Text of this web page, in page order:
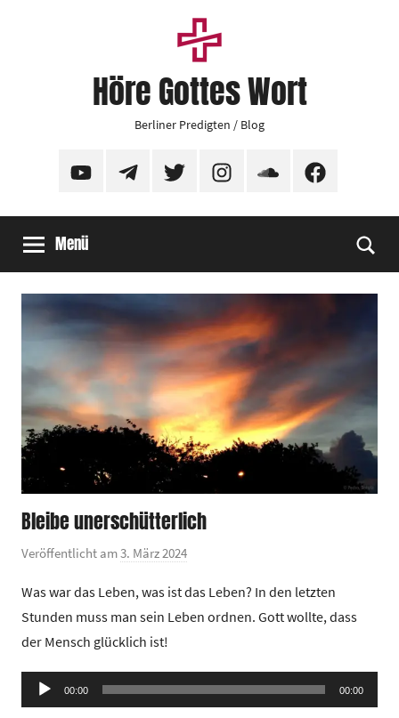
Höre Gottes Wort
Berliner Predigten / Blog
YouTubeTelegramTwitter InstagramSoundCloudFacebook
Menü
Bleibe unerschütterlich
Veröffentlicht am3. März 2024
n
G
m
e
Was war das Leben, was ist das Leben? In den letzten
Stunden muss man sein Leben ordnen. Gott wollte, dass
der Mensch glücklich ist!
Audio-
Player
00:00 00:00